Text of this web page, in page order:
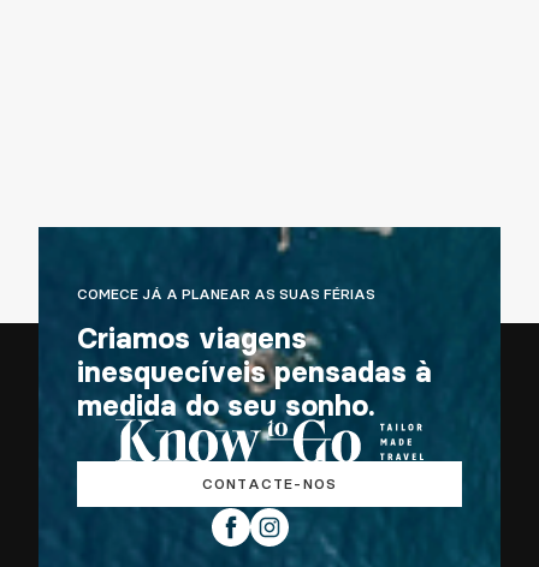
COMECE JÁ A PLANEAR AS SUAS FÉRIAS
Criamos viagens
inesquecíveis pensadas à
medida do seu sonho.
CONTACTE-NOS